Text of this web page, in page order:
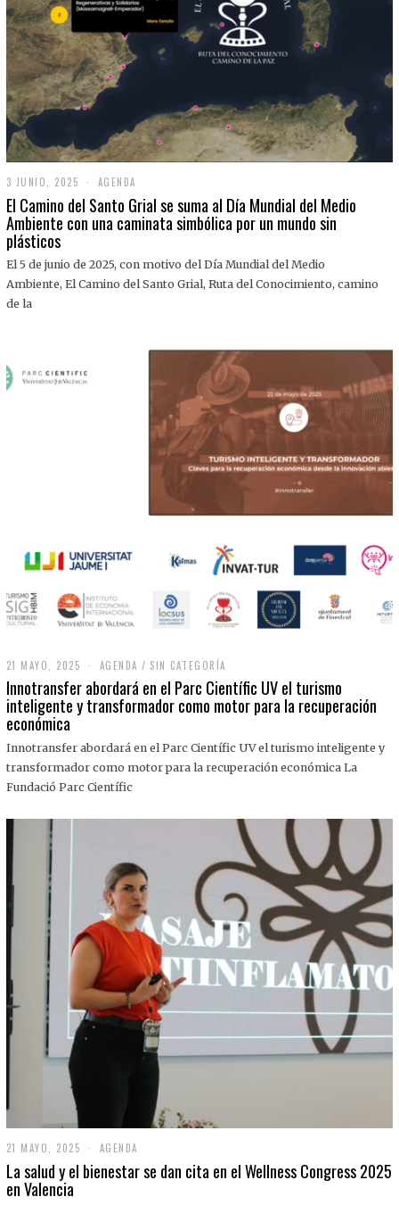
3 JUNIO, 2025
J
U
N
,
0
AGENDA
El Camino del Santo Grial se suma al Día Mundial del Medio
Ambiente con una caminata simbólica por un mundo sin
plásticos
El 5 de junio de 2025, con motivo del Día Mundial del Medio
Ambiente, El Camino del Santo Grial, Ruta del Conocimiento, camino
de la
21 MAYO, 2025
M
A
Y
,
0
2
AGENDA / SIN CATEGORÍA
Innotransfer abordará en el Parc Científic UV el turismo
inteligente y transformador como motor para la recuperación
económica
Innotransfer abordará en el Parc Científic UV el turismo inteligente y
transformador como motor para la recuperación económica La
Fundació Parc Científic
21 MAYO, 2025
1
M
AGENDA
La salud y el bienestar se dan cita en el Wellness Congress 2025
en Valencia